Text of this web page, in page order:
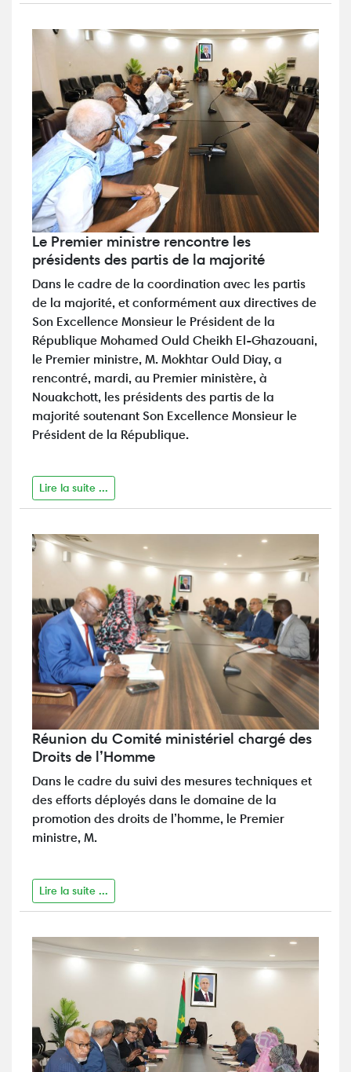
Le Premier ministre rencontre les
présidents des partis de la majorité
Dans le cadre de la coordination avec les partis
de la majorité, et conformément aux directives de
Son Excellence Monsieur le Président de la
République Mohamed Ould Cheikh El-Ghazouani,
le Premier ministre, M. Mokhtar Ould Diay, a
rencontré, mardi, au Premier ministère, à
Nouakchott, les présidents des partis de la
majorité soutenant Son Excellence Monsieur le
Président de la République.
Lire la suite ...
Réunion du Comité ministériel chargé des
Droits de l’Homme
Dans le cadre du suivi des mesures techniques et
des efforts déployés dans le domaine de la
promotion des droits de l’homme, le Premier
ministre, M.
Lire la suite ...